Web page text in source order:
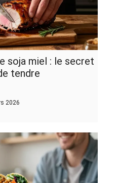
soja miel : le secret
tendre
2026